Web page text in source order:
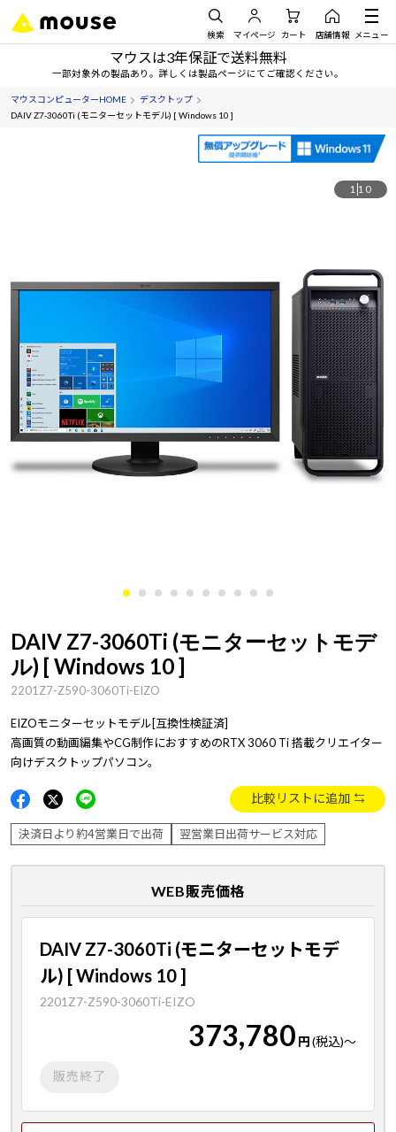
検索 マイページ カート 店舗情報 メニュー
マウスは3年保証で送料無料
一部対象外の製品あり。詳しくは製品ページにてご確認ください。
マウスコンピューターHOME
デスクトップ
DAIV Z7-3060Ti (モニターセットモデル) [ Windows 10 ]
1 10
DAIV Z7-3060Ti (モニターセットモデ
ル) [ Windows 10 ]
2201Z7-Z590-3060Ti-EIZO
EIZOモニターセットモデル[互換性検証済]
高画質の動画編集やCG制作におすすめのRTX 3060 Ti 搭載クリエイター
向けデスクトップパソコン。
比較リストに追加
決済日より約4営業日で出荷 翌営業日出荷サービス対応
WEB販売価格
DAIV Z7-3060Ti (モニターセットモデ
ル) [ Windows 10 ]
2201Z7-Z590-3060Ti-EIZO
373,780 円(税込)～
販売終了